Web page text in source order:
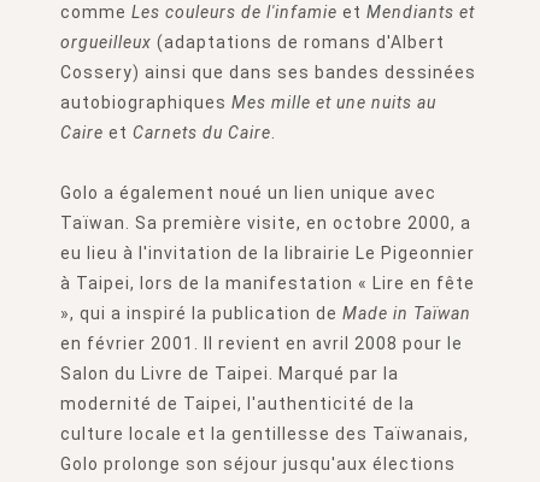
comme Les couleurs de l'infamie et Mendiants et
orgueilleux (adaptations de romans d'Albert
Cossery) ainsi que dans ses bandes dessinées
autobiographiques Mes mille et une nuits au
Caire et Carnets du Caire
Golo a également noué un lien unique avec
Taïwan. Sa première visite, en octobre 2000, a
eu lieu à l'invitation de la librairie Le Pigeonnier
à Taipei, lors de la manifestation « Lire en fête
», qui a inspiré la publication de Made in Taïwan
en février 2001. Il revient en avril 2008 pour le
Salon du Livre de Taipei. Marqué par la
modernité de Taipei, l'authenticité de la
culture locale et la gentillesse des Taïwanais,
Golo prolonge son séjour jusqu'aux élections